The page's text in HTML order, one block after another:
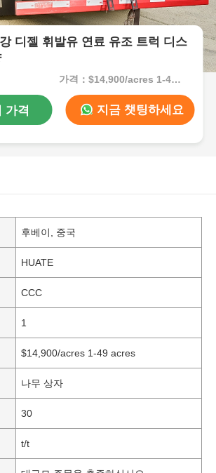
디젤 휘발유 연료 유조 트럭 디스
가격：$14,900/acres 1-49 acres
가격 지금 챗팅하세요
후베이, 중국
HUATE
CCC
1
$14,900/acres 1-49 acres
나무 상자
30
t/t